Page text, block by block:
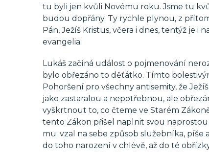
tu byli jen kvůli Novému roku. Jsme tu
budou dopřány. Ty rychle plynou, z
Pán, Ježíš Kristus, včera i dnes, tentýž je i
evangelia.
Lukáš začíná událost o pojmenování
bylo obřezáno to děťátko. Tímto
Pohoršení pro všechny antisemity, že
jako zastaralou a nepotřebnou, ale
vyškrtnout to, co čteme ve Starém
tento Zákon přišel naplnit svou
mu: vzal na sebe způsob služebníka, píše
do toho narození v chlévě, až do té